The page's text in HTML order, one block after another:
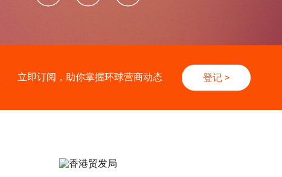
立即订阅，助你掌握环球营商动态 登记>